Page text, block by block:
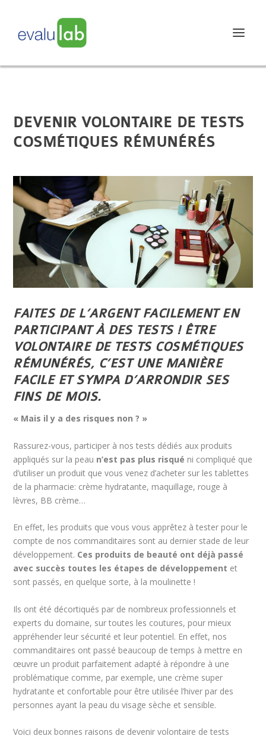
DEVENIR VOLONTAIRE DE TESTS
COSMÉTIQUES RÉMUNÉRÉS
FAITES DE L’ARGENT FACILEMENT EN
PARTICIPANT À DES TESTS ! ÊTRE
VOLONTAIRE DE TESTS COSMÉTIQUES
RÉMUNÉRÉS, C’EST UNE MANIÈRE
FACILE ET SYMPA D’ARRONDIR SES
FINS DE MOIS.
« Mais il y a des risques non ? »
Rassurez-vous, participer à nos tests dédiés aux produits
appliqués sur la peau n’est pas plus risqué ni compliqué que
d’utiliser un produit que vous venez d’acheter sur les tablettes
de la pharmacie: crème hydratante, maquillage, rouge à
lèvres, BB crème…
En effet, les produits que vous vous apprêtez à tester pour le
compte de nos commanditaires sont au dernier stade de leur
développement. Ces produits de beauté ont déjà passé
avec succès toutes les étapes de développement et
sont passés, en quelque sorte, à la moulinette !
Ils ont été décortiqués par de nombreux professionnels et
experts du domaine, sur toutes les coutures, pour mieux
appréhender leur sécurité et leur potentiel. En effet, nos
commanditaires ont passé beaucoup de temps à mettre en
œuvre un produit parfaitement adapté à répondre à une
problématique comme, par exemple, une crème super
hydratante et confortable pour être utilisée l’hiver par des
personnes ayant la peau du visage sèche et sensible.
Voici deux bonnes raisons de devenir volontaire de tests